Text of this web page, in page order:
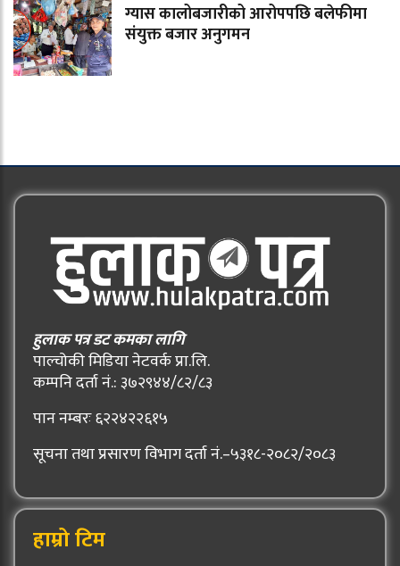
ग्यास कालोबजारीको आरोपपछि बलेफीमा
संयुक्त बजार अनुगमन
हुलाक पत्र डट कमका लागि
पाल्चोकी मिडिया नेटवर्क प्रा.लि.
कम्पनि दर्ता नं.: ३७२९४४/८२/८३
पान नम्बरः ६२२४२२६१५
सूचना तथा प्रसारण विभाग दर्ता नं.–५३१८-२०८२/२०८३
हाम्रो टिम